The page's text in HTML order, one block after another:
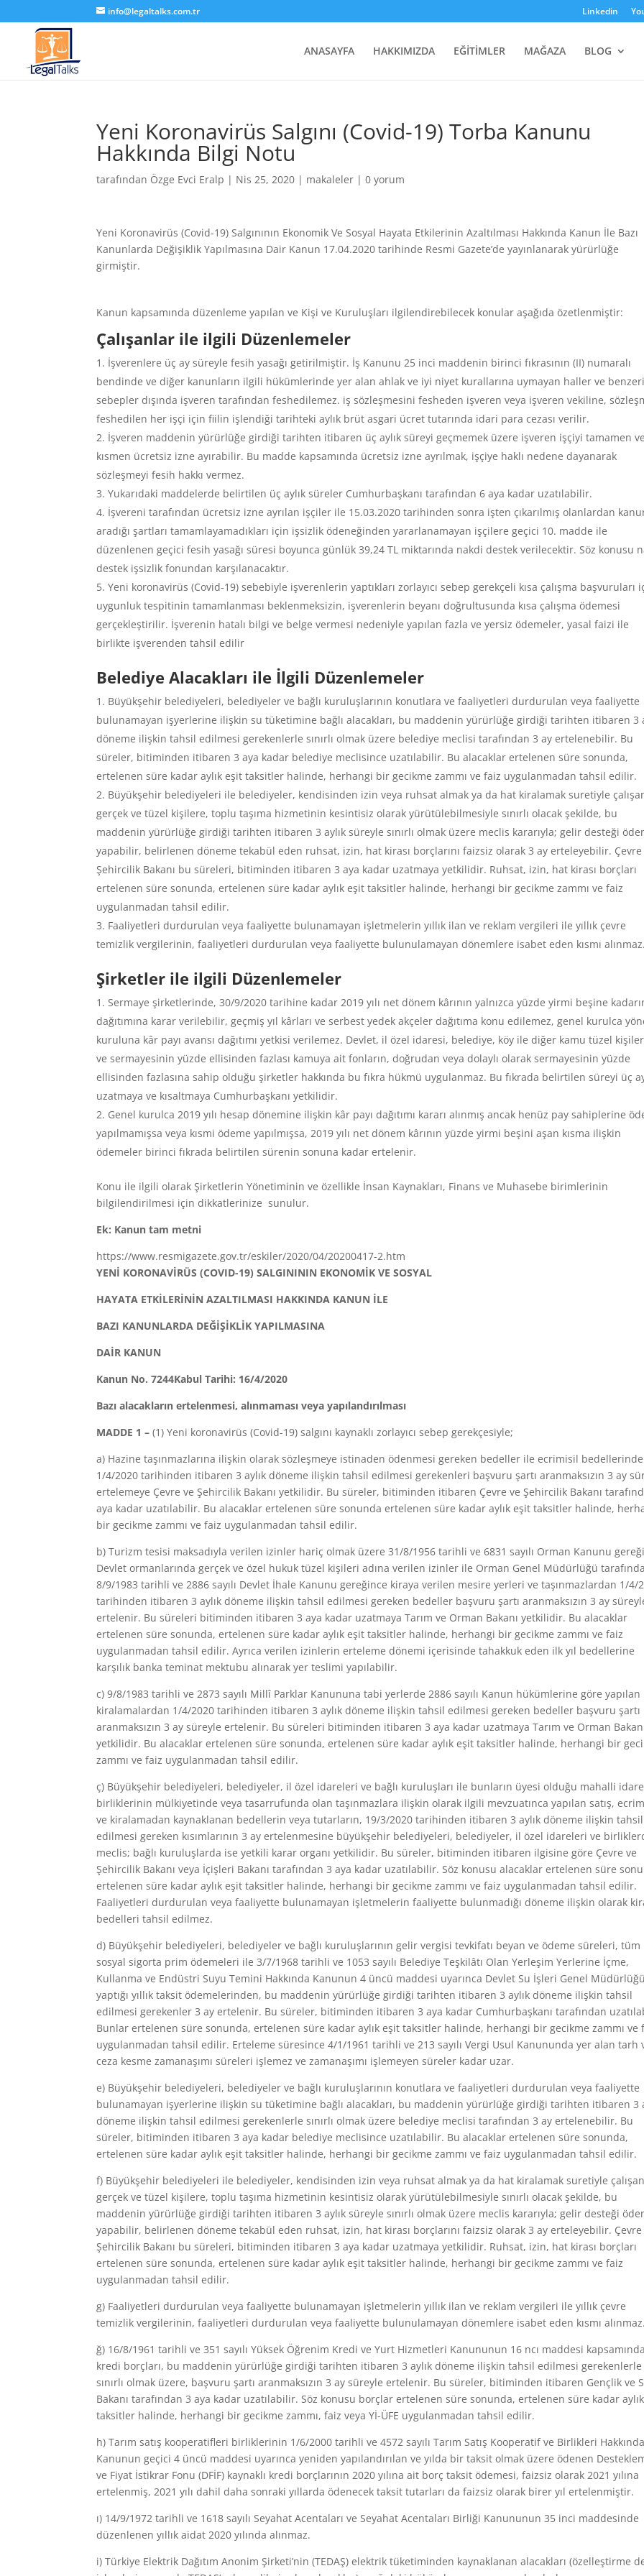
info@legaltalks.com.tr Linkedin
ANASAYFA HAKKIMIZDA EĞİTİMLER MAĞAZA BLOG
Yeni Koronavirüs Salgını (Covid-19) Torba Kanunu
Hakkında Bilgi Notu
tarafından Özge Evci Eralp | Nis 25, 2020 | makaleler |0 yorum
Yeni Koronavirüs (Covid-19) Salgınının Ekonomik Ve Sosyal Hayata Etkilerinin Azaltılması Hakkında Kanun İle Bazı
Kanunlarda Değişiklik Yapılmasına Dair Kanun 17.04.2020 tarihinde Resmi Gazete’de yayınlanarak yürürlüğe
girmiştir.
Kanun kapsamında düzenleme yapılan ve Kişi ve Kuruluşları ilgilendirebilecek konular aşağıda özetlenmiştir:
Çalışanlar ile ilgili Düzenlemeler
İşverenlere üç ay süreyle fesih yasağı getirilmiştir. İş Kanunu 25 inci maddenin birinci fıkrasının (II) numaralı
bendinde ve diğer kanunların ilgili hükümlerinde yer alan ahlak ve iyi niyet kurallarına uymayan haller ve benzeri
sebepler dışında işveren tarafından feshedilemez. iş sözleşmesini fesheden işveren veya işveren vekiline,
feshedilen her işçi için fiilin işlendiği tarihteki aylık brüt asgari ücret tutarında idari para cezası verilir.
İşveren maddenin yürürlüğe girdiği tarihten itibaren üç aylık süreyi geçmemek üzere işveren işçiyi tamamen
kısmen ücretsiz izne ayırabilir. Bu madde kapsamında ücretsiz izne ayrılmak, işçiye haklı nedene dayanarak
sözleşmeyi fesih hakkı vermez.
Yukarıdaki maddelerde belirtilen üç aylık süreler Cumhurbaşkanı tarafından 6 aya kadar uzatılabilir.
İşvereni tarafından ücretsiz izne ayrılan işçiler ile 15.03.2020 tarihinden sonra işten çıkarılmış olanlardan
aradığı şartları tamamlayamadıkları için işsizlik ödeneğinden yararlanamayan işçilere geçici 10. madde ile
düzenlenen geçici fesih yasağı süresi boyunca günlük 39,24 TL miktarında nakdi destek verilecektir. Söz konusu
destek işsizlik fonundan karşılanacaktır.
Yeni koronavirüs (Covid-19) sebebiyle işverenlerin yaptıkları zorlayıcı sebep gerekçeli kısa çalışma başvuruları
uygunluk tespitinin tamamlanması beklenmeksizin, işverenlerin beyanı doğrultusunda kısa çalışma ödemesi
gerçekleştirilir. İşverenin hatalı bilgi ve belge vermesi nedeniyle yapılan fazla ve yersiz ödemeler, yasal faizi ile
birlikte işverenden tahsil edilir
Belediye Alacakları ile İlgili Düzenlemeler
Büyükşehir belediyeleri, belediyeler ve bağlı kuruluşlarının konutlara ve faaliyetleri durdurulan veya faaliyette
bulunamayan işyerlerine ilişkin su tüketimine bağlı alacakları, bu maddenin yürürlüğe girdiği tarihten itibaren 3
döneme ilişkin tahsil edilmesi gerekenlerle sınırlı olmak üzere belediye meclisi tarafından 3 ay ertelenebilir. Bu
süreler, bitiminden itibaren 3 aya kadar belediye meclisince uzatılabilir. Bu alacaklar ertelenen süre sonunda,
ertelenen süre kadar aylık eşit taksitler halinde, herhangi bir gecikme zammı ve faiz uygulanmadan tahsil edilir.
Büyükşehir belediyeleri ile belediyeler, kendisinden izin veya ruhsat almak ya da hat kiralamak suretiyle
gerçek ve tüzel kişilere, toplu taşıma hizmetinin kesintisiz olarak yürütülebilmesiyle sınırlı olacak şekilde, bu
maddenin yürürlüğe girdiği tarihten itibaren 3 aylık süreyle sınırlı olmak üzere meclis kararıyla; gelir desteği
yapabilir, belirlenen döneme tekabül eden ruhsat, izin, hat kirası borçlarını faizsiz olarak 3 ay erteleyebilir. Çevre
Şehircilik Bakanı bu süreleri, bitiminden itibaren 3 aya kadar uzatmaya yetkilidir. Ruhsat, izin, hat kirası borçları
ertelenen süre sonunda, ertelenen süre kadar aylık eşit taksitler halinde, herhangi bir gecikme zammı ve faiz
uygulanmadan tahsil edilir.
Faaliyetleri durdurulan veya faaliyette bulunamayan işletmelerin yıllık ilan ve reklam vergileri ile yıllık çevre
temizlik vergilerinin, faaliyetleri durdurulan veya faaliyette bulunulamayan dönemlere isabet eden kısmı alınmaz.
Şirketler ile ilgili Düzenlemeler
Sermaye şirketlerinde, 30/9/2020 tarihine kadar 2019 yılı net dönem kârının yalnızca yüzde yirmi beşine
dağıtımına karar verilebilir, geçmiş yıl kârları ve serbest yedek akçeler dağıtıma konu edilemez, genel kurulca
kuruluna kâr payı avansı dağıtımı yetkisi verilemez. Devlet, il özel idaresi, belediye, köy ile diğer kamu tüzel
ve sermayesinin yüzde ellisinden fazlası kamuya ait fonların, doğrudan veya dolaylı olarak sermayesinin yüzde
ellisinden fazlasına sahip olduğu şirketler hakkında bu fıkra hükmü uygulanmaz. Bu fıkrada belirtilen süreyi üç
uzatmaya ve kısaltmaya Cumhurbaşkanı yetkilidir.
Genel kurulca 2019 yılı hesap dönemine ilişkin kâr payı dağıtımı kararı alınmış ancak henüz pay sahiplerine
yapılmamışsa veya kısmi ödeme yapılmışsa, 2019 yılı net dönem kârının yüzde yirmi beşini aşan kısma ilişkin
ödemeler birinci fıkrada belirtilen sürenin sonuna kadar ertelenir.
Konu ile ilgili olarak Şirketlerin Yönetiminin ve özellikle İnsan Kaynakları, Finans ve Muhasebe birimlerinin
bilgilendirilmesi için dikkatlerinize sunulur.
Ek: Kanun tam metni
https://www.resmigazete.gov.tr/eskiler/2020/04/20200417-2.htm
YENİ KORONAVİRÜS (COVID-19) SALGINININ EKONOMİK VE SOSYAL
HAYATA ETKİLERİNİN AZALTILMASI HAKKINDA KANUN İLE
BAZI KANUNLARDA DEĞİŞİKLİK YAPILMASINA
DAİR KANUN
Kanun No. 7244Kabul Tarihi: 16/4/2020
Bazı alacakların ertelenmesi, alınmaması veya yapılandırılması
MADDE 1 –(1) Yeni koronavirüs (Covid-19) salgını kaynaklı zorlayıcı sebep gerekçesiyle;
a) Hazine taşınmazlarına ilişkin olarak sözleşmeye istinaden ödenmesi gereken bedeller ile ecrimisil
1/4/2020 tarihinden itibaren 3 aylık döneme ilişkin tahsil edilmesi gerekenleri başvuru şartı aranmaksızın 3 ay
ertelemeye Çevre ve Şehircilik Bakanı yetkilidir. Bu süreler, bitiminden itibaren Çevre ve Şehircilik Bakanı
aya kadar uzatılabilir. Bu alacaklar ertelenen süre sonunda ertelenen süre kadar aylık eşit taksitler halinde,
bir gecikme zammı ve faiz uygulanmadan tahsil edilir.
b) Turizm tesisi maksadıyla verilen izinler hariç olmak üzere 31/8/1956 tarihli ve 6831 sayılı Orman Kanunu
Devlet ormanlarında gerçek ve özel hukuk tüzel kişileri adına verilen izinler ile Orman Genel Müdürlüğü
8/9/1983 tarihli ve 2886 sayılı Devlet İhale Kanunu gereğince kiraya verilen mesire yerleri ve taşınmazlardan 1/4/
tarihinden itibaren 3 aylık döneme ilişkin tahsil edilmesi gereken bedeller başvuru şartı aranmaksızın 3 ay
ertelenir. Bu süreleri bitiminden itibaren 3 aya kadar uzatmaya Tarım ve Orman Bakanı yetkilidir. Bu alacaklar
ertelenen süre sonunda, ertelenen süre kadar aylık eşit taksitler halinde, herhangi bir gecikme zammı ve faiz
uygulanmadan tahsil edilir. Ayrıca verilen izinlerin erteleme dönemi içerisinde tahakkuk eden ilk yıl bedellerine
karşılık banka teminat mektubu alınarak yer teslimi yapılabilir.
c) 9/8/1983 tarihli ve 2873 sayılı Millî Parklar Kanununa tabi yerlerde 2886 sayılı Kanun hükümlerine göre yapılan
kiralamalardan 1/4/2020 tarihinden itibaren 3 aylık döneme ilişkin tahsil edilmesi gereken bedeller başvuru şartı
aranmaksızın 3 ay süreyle ertelenir. Bu süreleri bitiminden itibaren 3 aya kadar uzatmaya Tarım ve Orman
yetkilidir. Bu alacaklar ertelenen süre sonunda, ertelenen süre kadar aylık eşit taksitler halinde, herhangi bir
zammı ve faiz uygulanmadan tahsil edilir.
ç) Büyükşehir belediyeleri, belediyeler, il özel idareleri ve bağlı kuruluşları ile bunların üyesi olduğu mahalli idare
birliklerinin mülkiyetinde veya tasarrufunda olan taşınmazlara ilişkin olarak ilgili mevzuatınca yapılan satış,
ve kiralamadan kaynaklanan bedellerin veya tutarların, 19/3/2020 tarihinden itibaren 3 aylık döneme ilişkin tahsil
edilmesi gereken kısımlarının 3 ay ertelenmesine büyükşehir belediyeleri, belediyeler, il özel idareleri ve
meclis; bağlı kuruluşlarda ise yetkili karar organı yetkilidir. Bu süreler, bitiminden itibaren ilgisine göre Çevre ve
Şehircilik Bakanı veya İçişleri Bakanı tarafından 3 aya kadar uzatılabilir. Söz konusu alacaklar ertelenen süre
ertelenen süre kadar aylık eşit taksitler halinde, herhangi bir gecikme zammı ve faiz uygulanmadan tahsil edilir.
Faaliyetleri durdurulan veya faaliyette bulunamayan işletmelerin faaliyette bulunmadığı döneme ilişkin olarak
bedelleri tahsil edilmez.
d) Büyükşehir belediyeleri, belediyeler ve bağlı kuruluşlarının gelir vergisi tevkifatı beyan ve ödeme süreleri, tüm
sosyal sigorta prim ödemeleri ile 3/7/1968 tarihli ve 1053 sayılı Belediye Teşkilâtı Olan Yerleşim Yerlerine İçme,
Kullanma ve Endüstri Suyu Temini Hakkında Kanunun 4 üncü maddesi uyarınca Devlet Su İşleri Genel
yaptığı yıllık taksit ödemelerinden, bu maddenin yürürlüğe girdiği tarihten itibaren 3 aylık döneme ilişkin tahsil
edilmesi gerekenler 3 ay ertelenir. Bu süreler, bitiminden itibaren 3 aya kadar Cumhurbaşkanı tarafından
Bunlar ertelenen süre sonunda, ertelenen süre kadar aylık eşit taksitler halinde, herhangi bir gecikme zammı ve
uygulanmadan tahsil edilir. Erteleme süresince 4/1/1961 tarihli ve 213 sayılı Vergi Usul Kanununda yer alan tarh
ceza kesme zamanaşımı süreleri işlemez ve zamanaşımı işlemeyen süreler kadar uzar.
e) Büyükşehir belediyeleri, belediyeler ve bağlı kuruluşlarının konutlara ve faaliyetleri durdurulan veya faaliyette
bulunamayan işyerlerine ilişkin su tüketimine bağlı alacakları, bu maddenin yürürlüğe girdiği tarihten itibaren 3
döneme ilişkin tahsil edilmesi gerekenlerle sınırlı olmak üzere belediye meclisi tarafından 3 ay ertelenebilir. Bu
süreler, bitiminden itibaren 3 aya kadar belediye meclisince uzatılabilir. Bu alacaklar ertelenen süre sonunda,
ertelenen süre kadar aylık eşit taksitler halinde, herhangi bir gecikme zammı ve faiz uygulanmadan tahsil edilir.
f) Büyükşehir belediyeleri ile belediyeler, kendisinden izin veya ruhsat almak ya da hat kiralamak suretiyle çalışan
gerçek ve tüzel kişilere, toplu taşıma hizmetinin kesintisiz olarak yürütülebilmesiyle sınırlı olacak şekilde, bu
maddenin yürürlüğe girdiği tarihten itibaren 3 aylık süreyle sınırlı olmak üzere meclis kararıyla; gelir desteği
yapabilir, belirlenen döneme tekabül eden ruhsat, izin, hat kirası borçlarını faizsiz olarak 3 ay erteleyebilir. Çevre
Şehircilik Bakanı bu süreleri, bitiminden itibaren 3 aya kadar uzatmaya yetkilidir. Ruhsat, izin, hat kirası borçları
ertelenen süre sonunda, ertelenen süre kadar aylık eşit taksitler halinde, herhangi bir gecikme zammı ve faiz
uygulanmadan tahsil edilir.
g) Faaliyetleri durdurulan veya faaliyette bulunamayan işletmelerin yıllık ilan ve reklam vergileri ile yıllık çevre
temizlik vergilerinin, faaliyetleri durdurulan veya faaliyette bulunulamayan dönemlere isabet eden kısmı alınmaz.
ğ) 16/8/1961 tarihli ve 351 sayılı Yüksek Öğrenim Kredi ve Yurt Hizmetleri Kanununun 16 ncı maddesi
kredi borçları, bu maddenin yürürlüğe girdiği tarihten itibaren 3 aylık döneme ilişkin tahsil edilmesi gerekenlerle
sınırlı olmak üzere, başvuru şartı aranmaksızın 3 ay süreyle ertelenir. Bu süreler, bitiminden itibaren Gençlik ve
Bakanı tarafından 3 aya kadar uzatılabilir. Söz konusu borçlar ertelenen süre sonunda, ertelenen süre kadar aylık
taksitler halinde, herhangi bir gecikme zammı, faiz veya Yİ-ÜFE uygulanmadan tahsil edilir.
h) Tarım satış kooperatifleri birliklerinin 1/6/2000 tarihli ve 4572 sayılı Tarım Satış Kooperatif ve Birlikleri Hakkında
Kanunun geçici 4 üncü maddesi uyarınca yeniden yapılandırılan ve yılda bir taksit olmak üzere ödenen
ve Fiyat İstikrar Fonu (DFİF) kaynaklı kredi borçlarının 2020 yılına ait borç taksit ödemesi, faizsiz olarak 2021 yılına
ertelenmiş, 2021 yılı dahil daha sonraki yıllarda ödenecek taksit tutarları da faizsiz olarak birer yıl ertelenmiştir.
ı) 14/9/1972 tarihli ve 1618 sayılı Seyahat Acentaları ve Seyahat Acentaları Birliği Kanununun 35 inci maddesinde
düzenlenen yıllık aidat 2020 yılında alınmaz.
i) Türkiye Elektrik Dağıtım Anonim Şirketi’nin (TEDAŞ) elektrik tüketiminden kaynaklanan alacakları (özelleştirme